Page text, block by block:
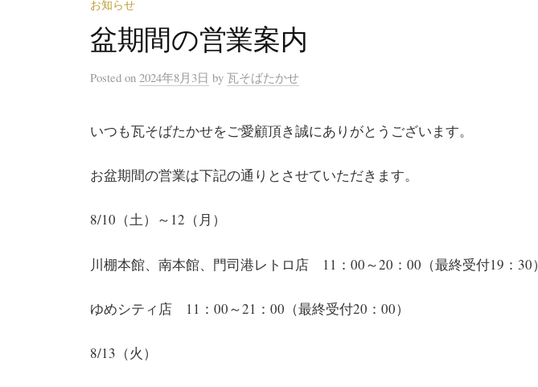
お知らせ
盆期間の営業案内
Posted on 2024年8月3日 by 瓦そばたかせ
いつも瓦そばたかせをご愛顧頂き誠にありがとうございます。
お盆期間の営業は下記の通りとさせていただきます。
8/10（土）～12（月）
川棚本館、南本館、門司港レトロ店 11：00～20：00（最終受付19：30）
ゆめシティ店 11：00～21：00（最終受付20：00）
8/13（火）